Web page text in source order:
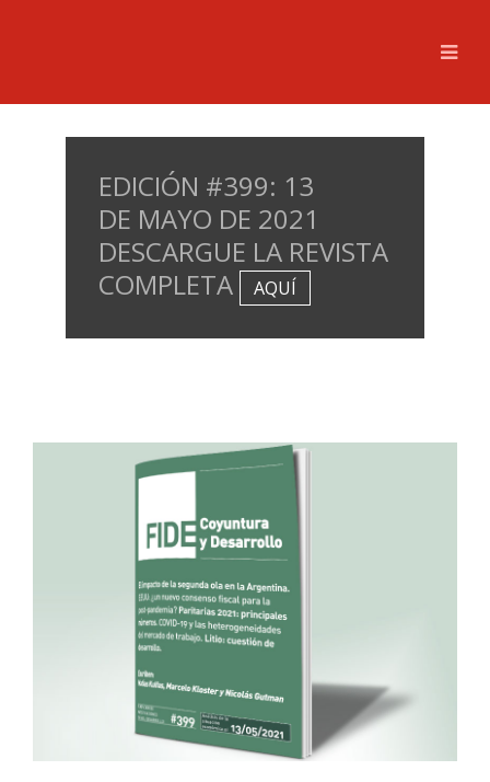
EDICIÓN #399: 13
DE MAYO DE 2021
DESCARGUE LA REVISTA
COMPLETA
AQUÍ